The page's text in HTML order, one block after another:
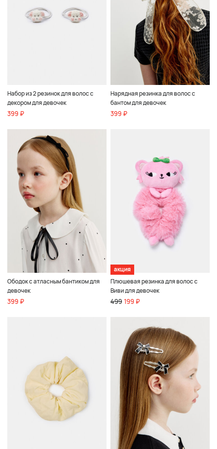
Набор из 2 резинок для волос с
декором для девочек
399 ₽
Нарядная резинка для волос с
бантом для девочек
399 ₽
Ободок с атласным бантиком для
девочек
399 ₽
акция
Плюшевая резинка для волос с
Виви для девочек
499 199 ₽